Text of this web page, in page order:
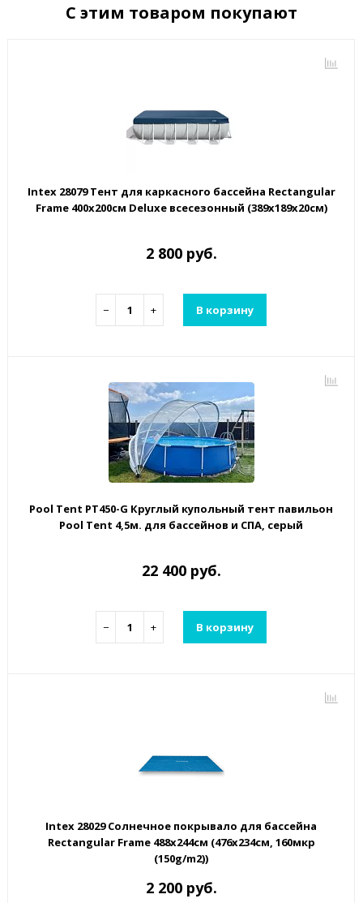
С этим товаром покупают
Intex 28079 Тент для каркасного бассейна Rectangular
Frame 400х200см Deluxe всесезонный (389х189х20см)
2 800 руб.
− + В корзину
Pool Tent PT450-G Круглый купольный тент павильон
Pool Tent 4,5м. для бассейнов и СПА, серый
22 400 руб.
− + В корзину
Intex 28029 Солнечное покрывало для бассейна
Rectangular Frame 488x244см (476x234см, 160мкр
(150g/m2))
2 200 руб.